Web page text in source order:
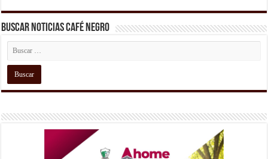
Buscar Noticias Café Negro